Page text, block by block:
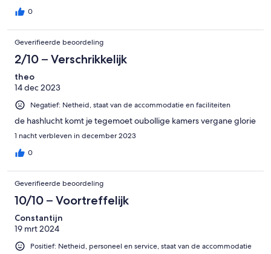
0
Geverifieerde beoordeling
2/10 – Verschrikkelijk
theo
14 dec 2023
Negatief: Netheid, staat van de accommodatie en faciliteiten
de hashlucht komt je tegemoet oubollige kamers vergane glorie
1 nacht verbleven in december 2023
0
Geverifieerde beoordeling
10/10 – Voortreffelijk
Constantijn
19 mrt 2024
Positief: Netheid, personeel en service, staat van de accommodatie